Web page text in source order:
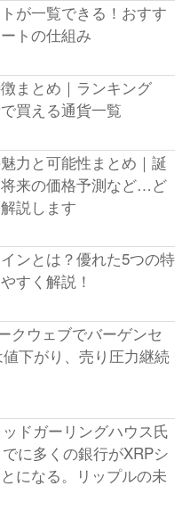
が一覧できる！おすす
トの仕組み
まとめ｜ランキング
買える通貨一覧
力と可能性まとめ｜誕
来の価格予測など…ど
説します
ンとは？優れた5つの特
すく解説！
クウェブでバーゲンセ
下がり、売り圧力継続
ドガーリングハウス氏
でに多くの銀行がXRPシ
になる。リップルの未